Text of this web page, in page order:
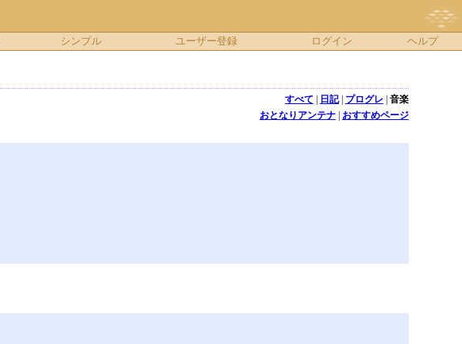
シンプル ユーザー登録 ログイン ヘルプ
すべて 日記| プログレ
音楽
おとなりアンテナ| おすすめページ